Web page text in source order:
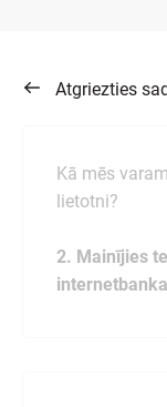
Atgriezties
Kā mēs
lietotni?
2. Mainījies